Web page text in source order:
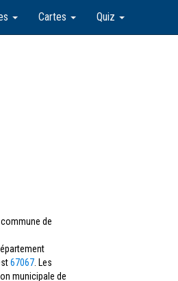
Cartes Quiz
de
67067 . Les
municipale de